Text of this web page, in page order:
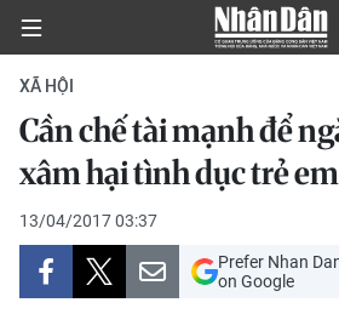
CHÍNH TRỊ
KINH TẾ
VĂN HÓA
XÃ HỘI
Cần chế tài mạnh để
xâm hại tình dục trẻ em
13/04/2017 03:37
Prefer Nhan
on Google